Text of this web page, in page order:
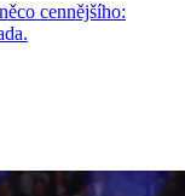
cennějšího: